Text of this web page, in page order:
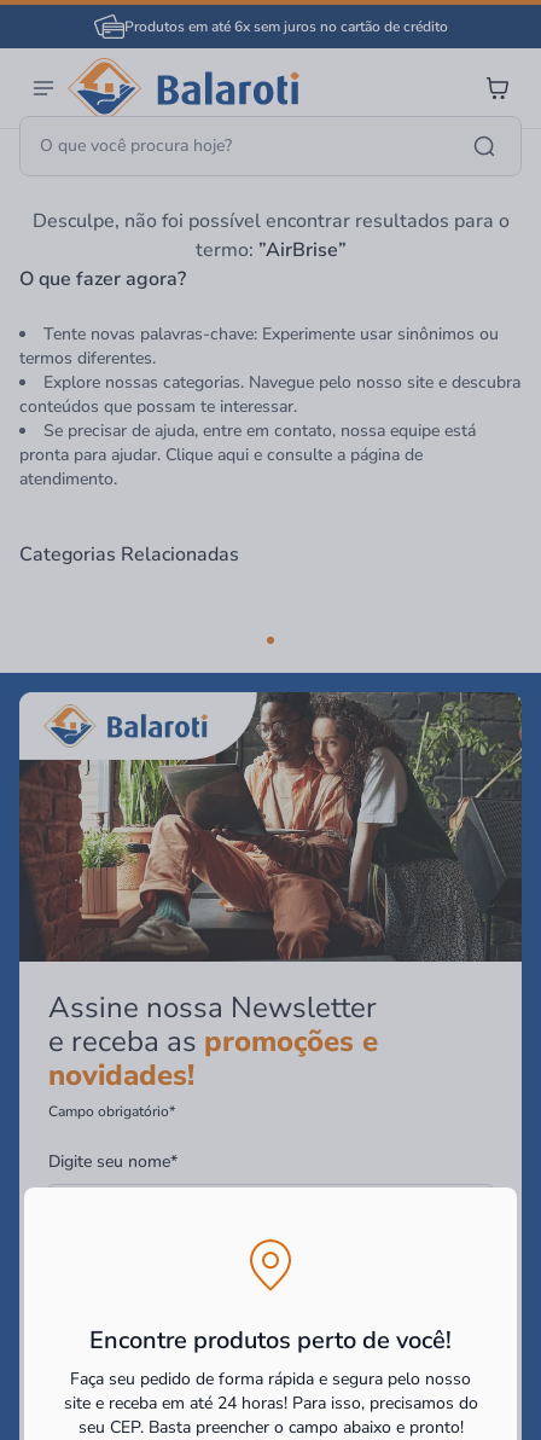
Produtos em até 6x sem juros no cartão de crédito
Encontre produtos perto de você!
Faça seu pedido de forma rápida e segura pelo nosso
site e receba em até 24 horas! Para isso, precisamos do
seu CEP. Basta preencher o campo abaixo e pronto!
Página Inicial AirBrise
Desculpe, não foi possível encontrar resultados para o
termo: ”AirBrise”
O que fazer agora?
Tente novas palavras-chave: Experimente usar sinônimos ou
termos diferentes.
Explore nossas categorias. Navegue pelo nosso site e descubra
conteúdos que possam te interessar.
Se precisar de ajuda, entre em contato, nossa equipe está
pronta para ajudar. Clique aqui e consulte a página de
atendimento.
Categorias Relacionadas
Assine nossa Newsletter
e receba as promoções e
novidades!
Campo obrigatório*
Digite seu nome*
Digite seu WhatsApp (Opcional)